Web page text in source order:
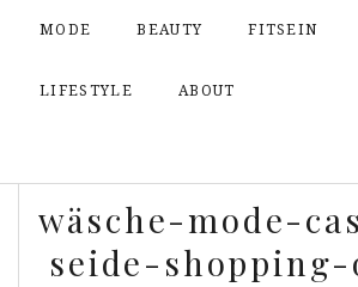
MODE BEAUTY FITSEIN
LIFESTYLE ABOUT
wäsche-mode-
seide-